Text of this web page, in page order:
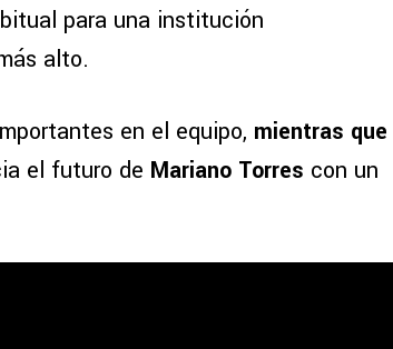
para una institución
alto.
en el equipo, mientras que
el futuro de Mariano Torres con un